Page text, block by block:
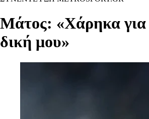
Μάτος: «Χάρηκα για
δική μου»